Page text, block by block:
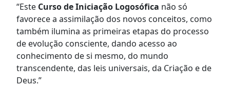
“Este Curso de Iniciação Logosófica não só
favorece a assimilação dos novos conceitos, como
também ilumina as primeiras etapas do processo
de evolução consciente, dando acesso ao
conhecimento de si mesmo, do mundo
transcendente, das leis universais, da Criação e de
Deus.”